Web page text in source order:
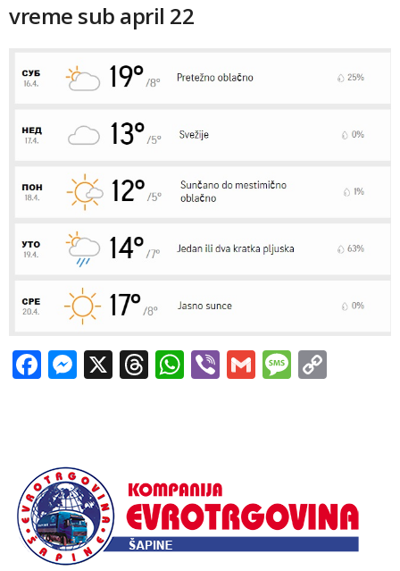
vreme sub april 22
Facebook
Messenger
X Threads
WhatsApp
ViberGmail